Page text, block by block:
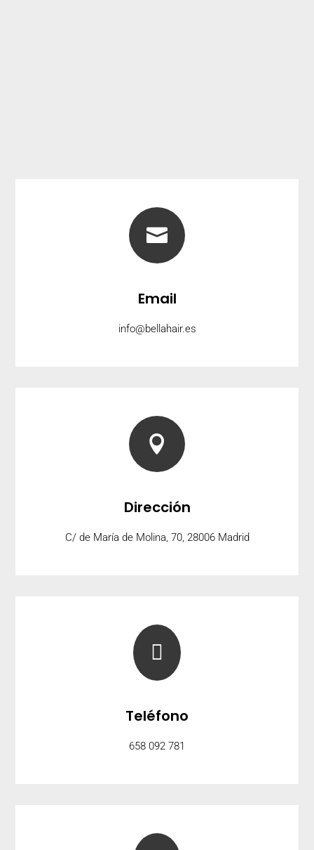

Email
info@bellahair.es

Dirección
C/ de María de Molina, 70, 28006 Madrid

Teléfono
658 092 781